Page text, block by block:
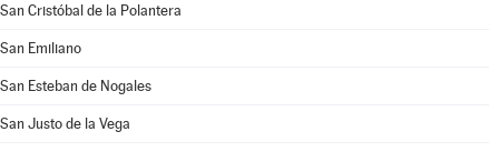
San Cristóbal de la Polantera
San Emiliano
San Esteban de Nogales
San Justo de la Vega